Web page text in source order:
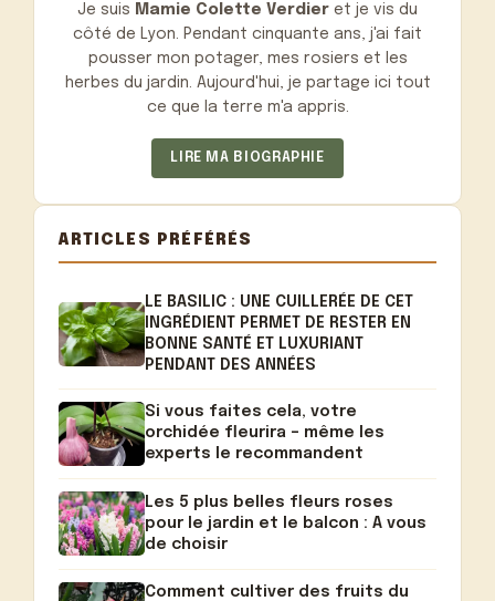
Je suis Mamie Colette Verdier et je vis du
côté de Lyon. Pendant cinquante ans, j'ai fait
pousser mon potager, mes rosiers et les
herbes du jardin. Aujourd'hui, je partage ici tout
ce que la terre m'a appris.
LIRE MA BIOGRAPHIE
ARTICLES PRÉFÉRÉS
LE BASILIC : UNE CUILLERÉE DE CET
INGRÉDIENT PERMET DE RESTER EN
BONNE SANTÉ ET LUXURIANT
PENDANT DES ANNÉES
Si vous faites cela, votre
orchidée fleurira – même les
experts le recommandent
Les 5 plus belles fleurs roses
pour le jardin et le balcon : A vous
de choisir
Comment cultiver des fruits du